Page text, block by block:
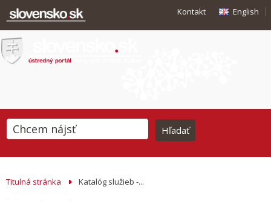
Kontakt English
Titulná stránka Katalóg služieb -...